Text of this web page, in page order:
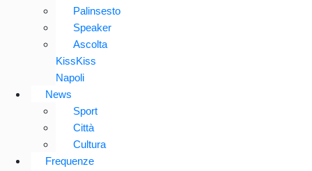
Palinsesto
Speaker
Ascolta
KissKiss
Napoli
News
Sport
Città
Cultura
Frequenze